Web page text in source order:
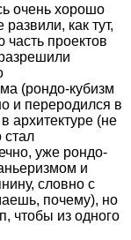
очень хорошо
как тут,
часть проектов
(рондо-кубизм
и переродился в
архитектуре (не
стал
уже рондо-
и
словно с
почему), но
чтобы из одного